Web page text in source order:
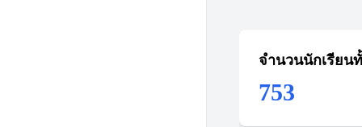
จำนวนนักเรียน
753